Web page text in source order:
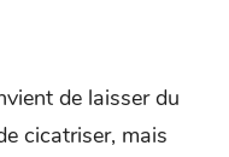
de laisser du
cicatriser, mais